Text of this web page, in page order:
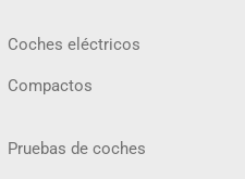
Coches eléctricos
Compactos
Pruebas de coches